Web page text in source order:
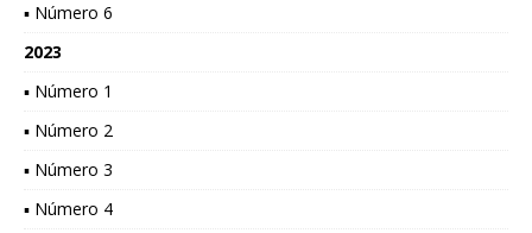
▪ Número 6
2023
▪ Número 1
▪ Número 2
▪ Número 3
▪ Número 4